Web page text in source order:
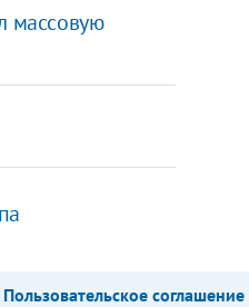
массовую
Пользовательское соглашение